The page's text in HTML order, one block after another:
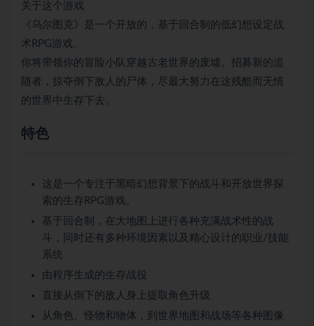
关于这个游戏
《乌尔图克》是一个开放的，基于回合制的低幻想设定战
术RPG游戏。
你将带领你的冒险小队穿越古老世界的废墟。招募新的追
随者，掠夺倒下敌人的尸体，尽最大努力在这残酷而无情
的世界中生存下去。
特色
这是一个专注于黑暗幻想背景下的战斗和开放世界探
索的生存RPG游戏。
基于回合制，在大地图上进行各种充满战术性的战
斗，同时还有多种环境因素以及精心设计的职业/技能
系统
由程序生成的生存战役
直接从倒下的敌人身上提取角色升级
从角色、怪物和物体，到世界地图和战场等各种图像